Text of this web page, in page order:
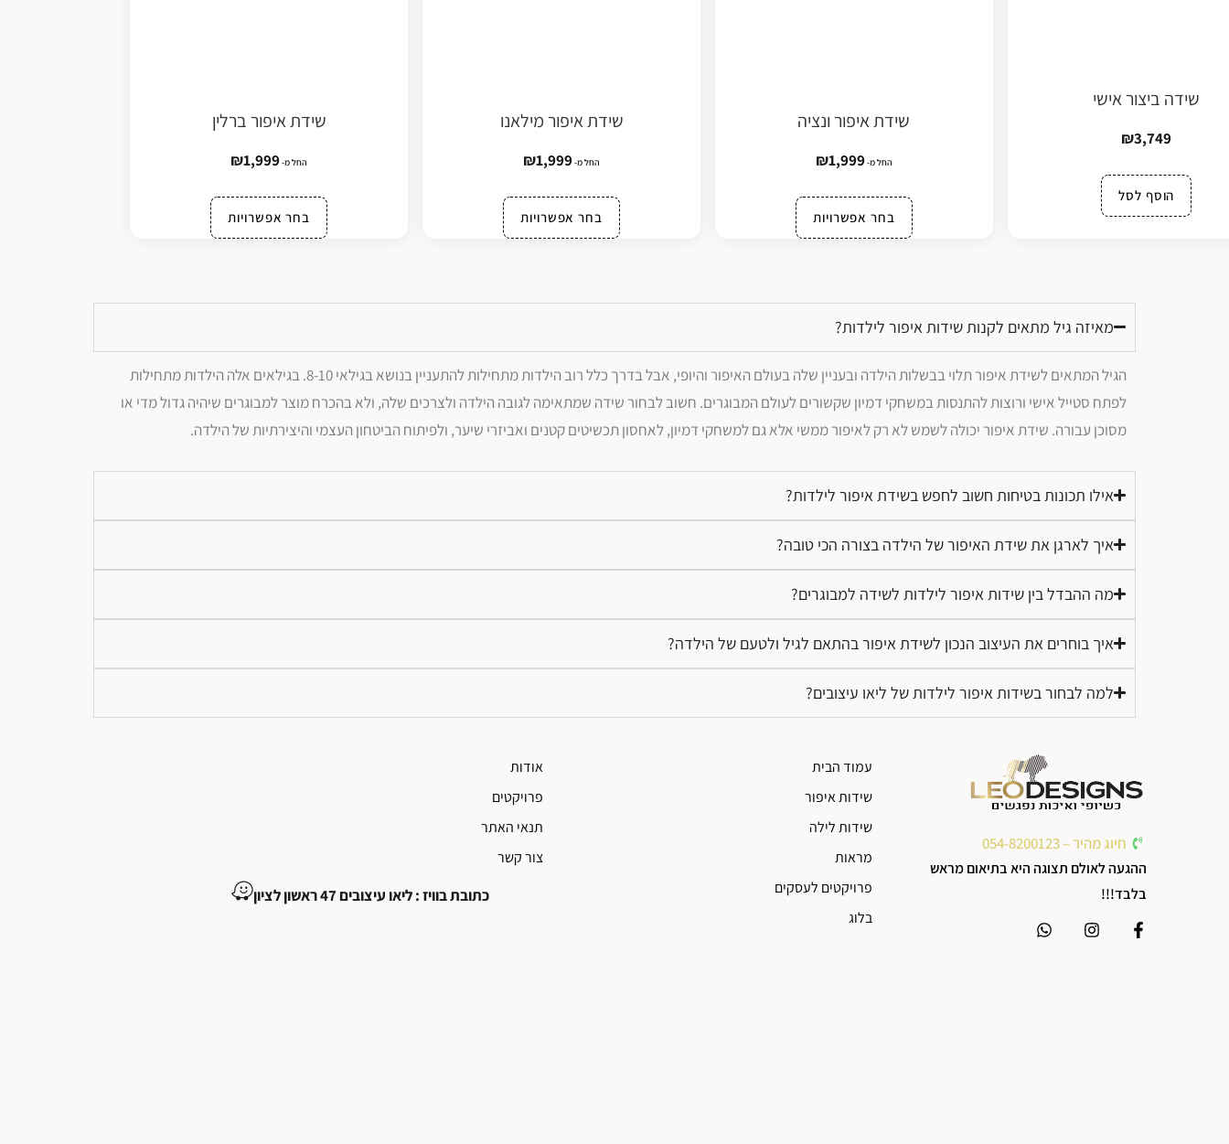
שידה ביצור אישי
₪3,749
הוסף לסל
שידת איפור ונציה
החל מ- ₪1,999
בחר אפשרויות
שידת איפור מילאנו
החל מ- ₪1,999
בחר אפשרויות
שידת איפור ברלין
החל מ- ₪1,999
בחר אפשרויות
מאיזה גיל מתאים לקנות שידות איפור לילדות?
הגיל המתאים לשידת איפור תלוי בבשלות הילדה ובעניין שלה בעולם האיפור והיופי, אבל בדרך כלל רוב הילדות מתחילות להתעניין בנושא בגילאי 8-10. בגילאים אלה הילדות מתחילות
לפתח סטייל אישי ורוצות להתנסות במשחקי דמיון שקשורים לעולם המבוגרים. חשוב לבחור שידה שמתאימה לגובה הילדה ולצרכים שלה, ולא בהכרח מוצר למבוגרים שיהיה גדול מדי או
מסוכן עבורה. שידת איפור יכולה לשמש לא רק לאיפור ממשי אלא גם למשחקי דמיון, לאחסון תכשיטים קטנים ואביזרי שיער, ולפיתוח הביטחון העצמי והיצירתיות של הילדה.
אילו תכונות בטיחות חשוב לחפש בשידת איפור לילדות?
איך לארגן את שידת האיפור של הילדה בצורה הכי טובה?
מה ההבדל בין שידות איפור לילדות לשידה למבוגרים?
איך בוחרים את העיצוב הנכון לשידת איפור בהתאם לגיל ולטעם של הילדה?
למה לבחור בשידות איפור לילדות של ליאו עיצובים?
חיוג מהיר – 054-8200123
ההגעה לאולם תצוגה היא בתיאום מראש
בלבד!!!
עמוד הבית
שידות איפור
שידות לילה
מראות
פרויקטים לעסקים
בלוג
אודות
פרויקטים
תנאי האתר
צור קשר
כתובת בוויז : ליאו עיצובים 47 ראשון לציון